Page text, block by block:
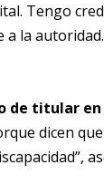
Tengo
la
de titular en
dicen que